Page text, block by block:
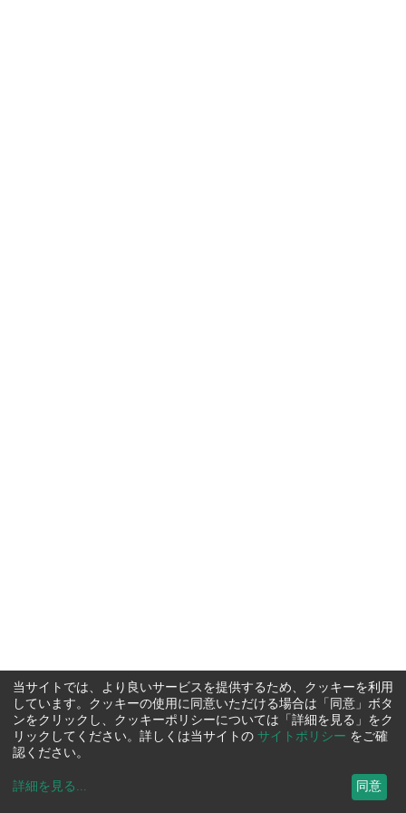
当サイトでは、より良いサービスを提供するため、クッキーを利用
しています。クッキーの使用に同意いただける場合は「同意」ボタ
ンをクリックし、クッキーポリシーについては「詳細を見る」をク
リックしてください。詳しくは当サイトの サイトポリシー をご確
認ください。
詳細を見る ... 同意